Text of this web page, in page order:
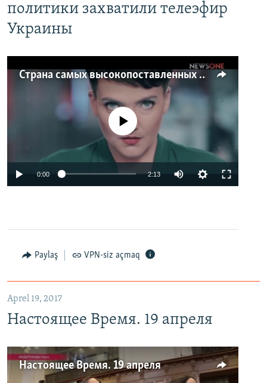
политики захватили телеэфир
Украины
Страна самых высокопоставленных телеведущих. Почему политики захватили телеэфир Украины
No media source currently available
0:00 2:13
Paylaş VPN-siz açmaq
Aprel 19, 2017
Настоящее Время. 19 апреля
Настоящее Время. 19 апреля